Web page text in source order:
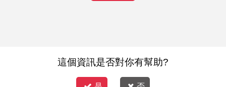
這個資訊是否對你有幫助?